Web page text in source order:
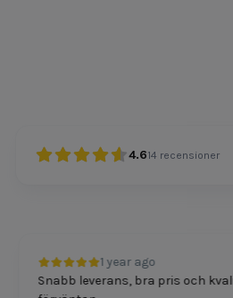
4.614 recensioner
1 year ago
Snabb leverans, bra pris och kvalité